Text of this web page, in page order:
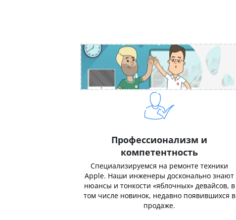
Профессионализм и
компетентность
Специализируемся на ремонте техники
Apple. Наши инженеры досконально знают
нюансы и тонкости «яблочных» девайсов, в
том числе новинок, недавно появившихся в
продаже.